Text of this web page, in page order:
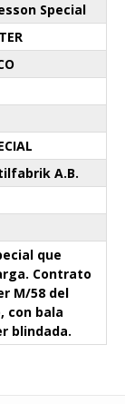
Special
A.B.
que
Contrato
M/58 del
con bala
blindada.